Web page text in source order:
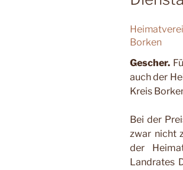
Borken
Gescher.
auch der
Kreis
Bei der
zwar nicht
der
Landrates